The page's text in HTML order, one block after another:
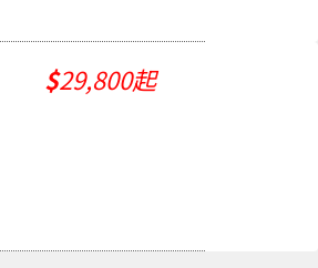
$29,800起